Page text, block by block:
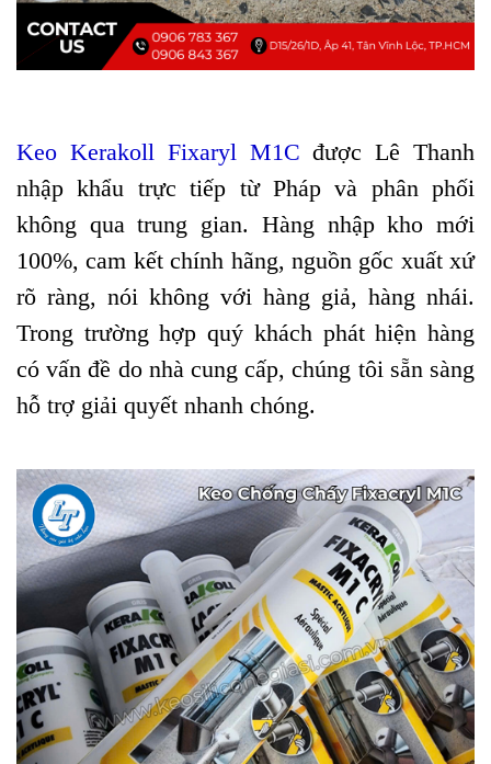
Keo Kerakoll Fixaryl M1Cđược Lê Thanh
nhập khẩu trực tiếp từ Pháp và phân phối
không qua trung gian. Hàng nhập kho mới
100%, cam kết chính hãng, nguồn gốc xuất xứ
rõ ràng, nói không với hàng giả, hàng nhái.
Trong trường hợp quý khách phát hiện hàng
có vấn đề do nhà cung cấp, chúng tôi sẵn sàng
hỗ trợ giải quyết nhanh chóng.